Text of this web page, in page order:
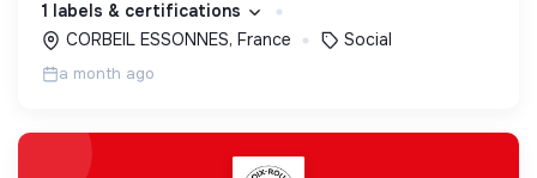
1 labels & certifications
CORBEIL ESSONNES, France
Social
a month ago